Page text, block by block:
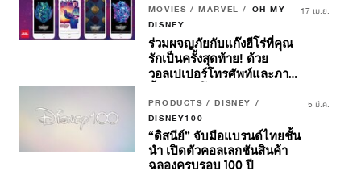
MOVIES / MARVEL / OH MY
DISNEY
ร่วมผจญภัยกับแก๊งฮีโร่ที่คุณ
รักเป็นครั้งสุดท้าย! ด้วย
วอลเปเปอร์โทรศัพท์และภาพ
ใจจาก Marvel Studios’
Guardians Of The Galaxy
Volume 3
17 เม.ย.
PRODUCTS / DISNEY /
DISNEY100
“ดิสนีย์” จับมือแบรนด์ไทยชั้น
นำ เปิดตัวคอลเลกชันสินค้า
ฉลองครบรอบ 100 ปี
5 มี.ค.